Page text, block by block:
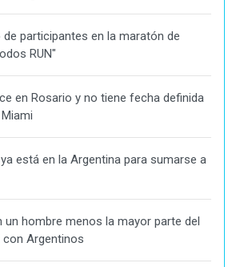
participantes en la maratón de
RUN"
en Rosario y no tiene fecha definida
está en la Argentina para sumarse a
un hombre menos la mayor parte del
Argentinos